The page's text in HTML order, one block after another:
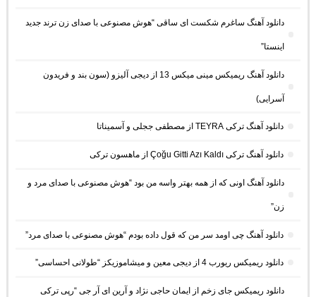
دانلود آهنگ ساغرم شکست ای ساقی “هوش مصنوعی با صدای زن ترند جدید
اینستا”
دانلود آهنگ ریمیکس مینی میکس 13 از دیجی آلیزو (سون بند و فریدون
آسرایی)
دانلود آهنگ ترکی TEYRA از مصطفی ججلی و آسمیناتا
دانلود آهنگ ترکی Çoğu Gitti Azı Kaldı از ماهسون ترکی
دانلود آهنگ اونی که از همه بهتر واسه من بود “هوش مصنوعی با صدای مرد و
زن”
دانلود آهنگ چی اومد سر من که قول داده بودم “هوش مصنوعی با صدای مرد”
دانلود ریمیکس ریورب 4 از دیجی معین و میشاموزیکز “طولانی احساسی”
دانلود ریمیکس جای زخم از ایمان حاجی نژاد و آرین ای آر جی “رپی ترکی